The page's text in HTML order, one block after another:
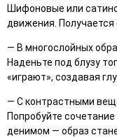
Шифоновые или
движения.
— В многослойных
Наденьте под блузу
«играют», создавая
— С контрастными
Попробуйте
денимом — образ